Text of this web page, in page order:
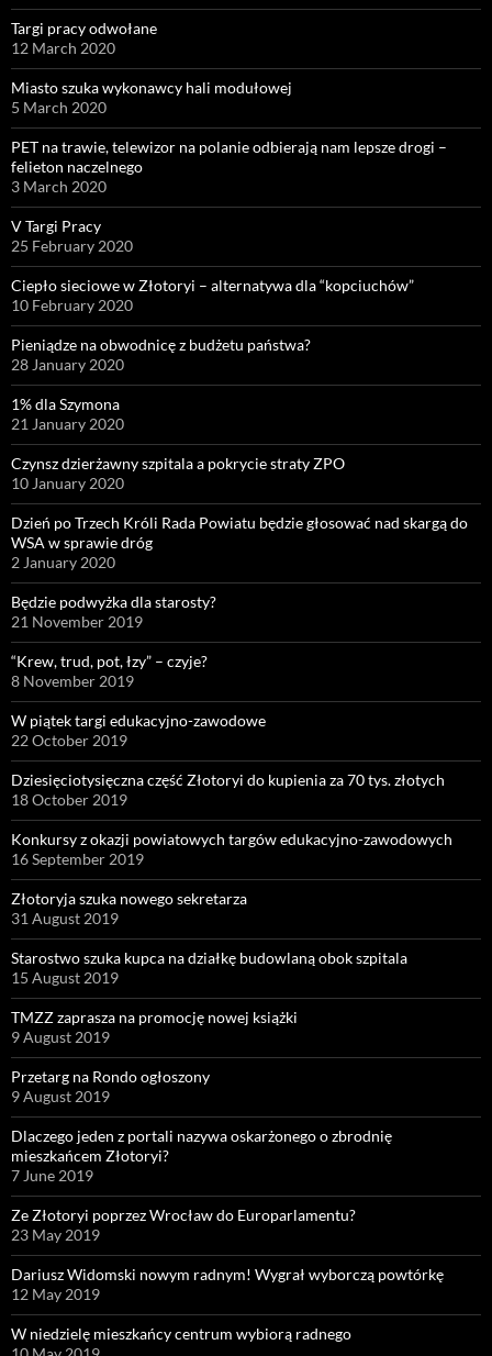
Targi pracy odwołane
12 March 2020
Miasto szuka wykonawcy hali modułowej
5 March 2020
PET na trawie, telewizor na polanie odbierają nam lepsze drogi –
felieton naczelnego
3 March 2020
V Targi Pracy
25 February 2020
Ciepło sieciowe w Złotoryi – alternatywa dla “kopciuchów”
10 February 2020
Pieniądze na obwodnicę z budżetu państwa?
28 January 2020
1% dla Szymona
21 January 2020
Czynsz dzierżawny szpitala a pokrycie straty ZPO
10 January 2020
Dzień po Trzech Króli Rada Powiatu będzie głosować nad skargą do
WSA w sprawie dróg
2 January 2020
Będzie podwyżka dla starosty?
21 November 2019
“Krew, trud, pot, łzy” – czyje?
8 November 2019
W piątek targi edukacyjno-zawodowe
22 October 2019
Dziesięciotysięczna część Złotoryi do kupienia za 70 tys. złotych
18 October 2019
Konkursy z okazji powiatowych targów edukacyjno-zawodowych
16 September 2019
Złotoryja szuka nowego sekretarza
31 August 2019
Starostwo szuka kupca na działkę budowlaną obok szpitala
15 August 2019
TMZZ zaprasza na promocję nowej książki
9 August 2019
Przetarg na Rondo ogłoszony
9 August 2019
Dlaczego jeden z portali nazywa oskarżonego o zbrodnię
mieszkańcem Złotoryi?
7 June 2019
Ze Złotoryi poprzez Wrocław do Europarlamentu?
23 May 2019
Dariusz Widomski nowym radnym! Wygrał wyborczą powtórkę
12 May 2019
W niedzielę mieszkańcy centrum wybiorą radnego